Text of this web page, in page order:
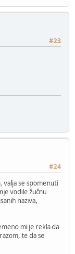
#23
#24
valja se spomenuti
vodile žučnu
naziva,
mi je rekla da
te da se